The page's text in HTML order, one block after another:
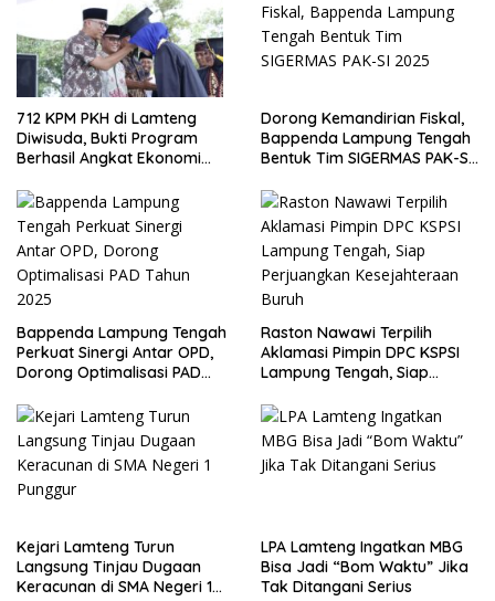
712 KPM PKH di Lamteng
Diwisuda, Bukti Program
Berhasil Angkat Ekonomi
Dorong Kemandirian Fiskal,
Bappenda Lampung Tengah
Bentuk Tim SIGERMAS PAK-SI
Bappenda Lampung Tengah
Perkuat Sinergi Antar OPD,
Dorong Optimalisasi PAD
Raston Nawawi Terpilih
Aklamasi Pimpin DPC KSPSI
Lampung Tengah, Siap
Buruh
Kejari Lamteng Turun
Langsung Tinjau Dugaan
Keracunan di SMA Negeri 1
LPA Lamteng Ingatkan MBG
Bisa Jadi “Bom Waktu” Jika
Tak Ditangani Serius